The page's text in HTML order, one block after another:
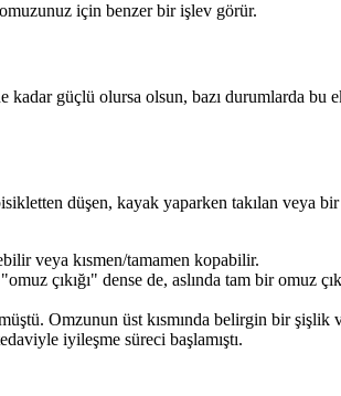
için benzer bir işlev görür.
güçlü olursa olsun, bazı durumlarda bu
düşen, kayak yaparken takılan veya bir
veya kısmen/tamamen kopabilir.
çıkığı" dense de, aslında tam bir omuz
Omzunun üst kısmında belirgin bir
iyileşme süreci başlamıştı.